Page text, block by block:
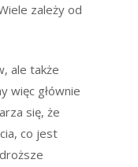
zależy od
ale także
więc głównie
się, że
co jest